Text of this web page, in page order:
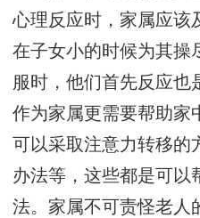
心理反应时，家属应该
在子女小的时候为其操
服时，他们首先反应也
作为家属更需要帮助家
可以采取注意力转移的
办法等，这些都是可以
法。家属不可责怪老人